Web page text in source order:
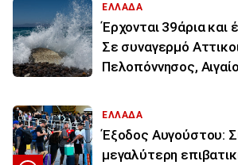
ΕΛΛΑΔΑ
Έρχονται 39άρια
Σε συναγερμό
Πελοπόννησος,
ΕΛΛΑΔΑ
Έξοδος Αυγούστου:
μεγαλύτερη